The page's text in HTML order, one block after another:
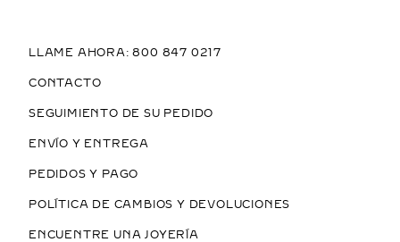
LLAME AHORA: 800 847 0217
CONTACTO
SEGUIMIENTO DE SU PEDIDO
ENVÍO Y ENTREGA
PEDIDOS Y PAGO
POLÍTICA DE CAMBIOS Y DEVOLUCIONES
ENCUENTRE UNA JOYERÍA